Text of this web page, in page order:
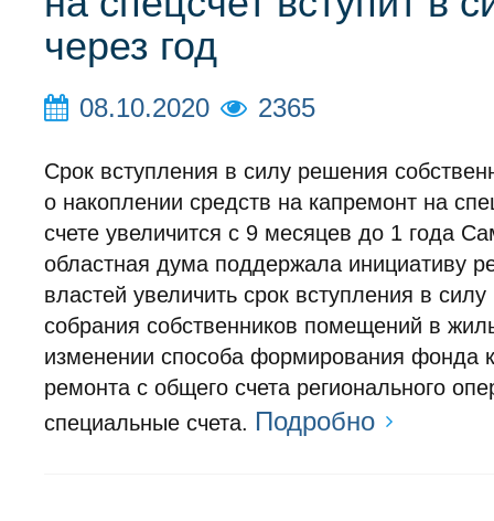
через год
08.10.2020 2365
Срок вступления в силу решения
о накоплении средств на капремонт на
счете увеличится с 9 месяцев до 1 года
областная дума поддержала инициативу
властей увеличить срок вступления в
собрания собственников помещений в
изменении способа формирования фонда
ремонта с общего счета регионального
специальные счета. Подробно